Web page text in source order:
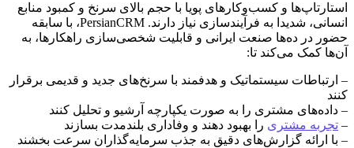
استارتاپ‌ها و کسب‌و‌کارهای پویا با حجم بالای سرنخ و کمبود منابع
انسانی، شدیدا به فرآیندسازی نیاز دارند. PersianCRM، با سابقه
حضور در ده‌ها صنعت ایرانی و قابلیت شخصی‌سازی راهکارها، به
آن‌ها کمک می‌کند تا:
– ارتباطات سیستماتیک و هدفمند با سرنخ‌های جدید و قدیمی برقرار
کنند
– داده‌های مشتری را به صورت یکپارچه آرشیو و تحلیل کنند
– تجربه مشتری را بهبود دهند و وفاداری بلندمدت بسازند
– با ارائه گزارش‌های دقیق به جذب سرمایه‌گذاران سرعت بخشند